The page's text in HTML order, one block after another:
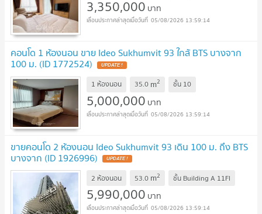
3,350,000 บาท
05/08/2026 13:59:14
คอนโด 1 ห้องนอน ขาย Ideo Sukhumvit 93 ใกล้ BTS บางจาก
100 ม. (ID 1772524)
1 ห้องนอน 35.0 m2 ชั้น 10
5,000,000 บาท
05/08/2026 13:59:14
ขายคอนโด 2 ห้องนอน Ideo Sukhumvit 93 เดิน 100 ม. ถึง BTS
บางจาก (ID 1926996)
2 ห้องนอน 53.0 m2 ชั้น Building A 11Fl
5,990,000 บาท
05/08/2026 13:59:14